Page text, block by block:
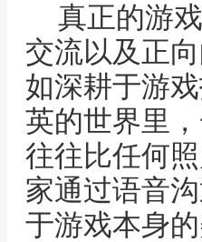
真正的游
交流以及正
如深耕于游
英的世界里
往往比任何
家通过语音
于游戏本身